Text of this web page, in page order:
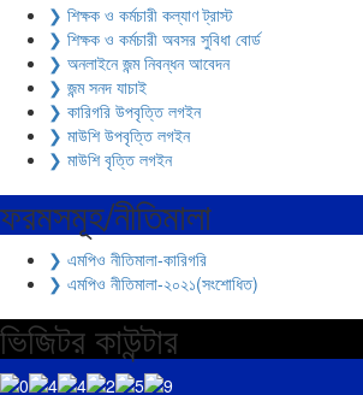
❯ শিক্ষক ও কর্মচারী কল্যাণ ট্রাস্ট
❯ শিক্ষক ও কর্মচারী অবসর সুবিধা বোর্ড
❯ অনলাইনে জন্ম নিবন্ধন আবেদন
❯ জন্ম সনদ যাচাই
❯ কারিগরি উপবৃত্তি লগইন
❯ মাউশি উপবৃত্তি লগইন
❯ মাউশি বৃত্তি লগইন
ফরমসমূহ/নীতিমালা
❯ এমপিও নীতিমালা-কারিগরি
❯ এমপিও নীতিমালা-২০২১(সংশোধিত)
ভিজিটর কাউন্টার